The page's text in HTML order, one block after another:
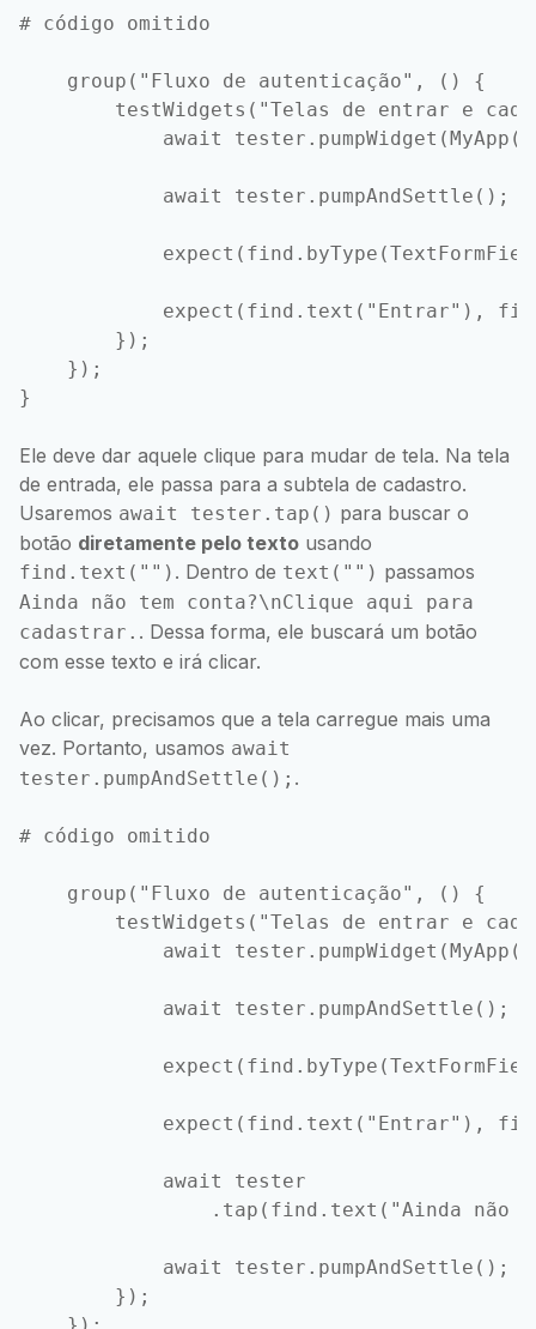
# código omitido
    group("Fluxo de autenticação", () {
testWidgets("Telas de entrar e
await
            await tester.pumpAndSettle();
expect(find.text("Entrar"),
        });
    });
Ele deve dar aquele clique para mudar de tela. Na tela
de entrada, ele passa para a subtela de cadastro.
Usaremos await tester.tap() para buscar o
botão diretamente pelo texto usando
find.text("") . Dentro de text("") passamos
Ainda não tem conta?\nClique aqui para
cadastrar. . Dessa forma, ele buscará um botão
com esse texto e irá clicar.
Ao clicar, precisamos que a tela carregue mais uma
vez. Portanto, usamos await
tester.pumpAndSettle(); .
# código omitido
    group("Fluxo de autenticação", () {
testWidgets("Telas de entrar e
await
            await tester.pumpAndSettle();
expect(find.text("Entrar"),
            await tester
.tap(find.text("Ainda não
            await tester.pumpAndSettle();
        });
    });